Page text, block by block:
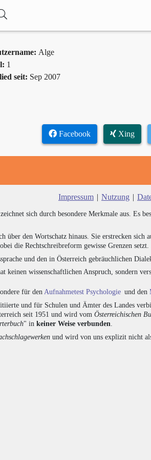
Alge
1
seit: Sep 2007
Facebook Xing
Impressum | Nutzung |
, zeichnet sich durch besondere Merkmale aus. Es
über den Wortschatz hinaus. Sie erstrecken
die Rechtschreibreform gewisse Grenzen setzt.
und den in Österreich gebräuchlichen
keinen wissenschaftlichen Anspruch, sondern
für den Aufnahmetest Psychologie und den
und für Schulen und Ämter des Landes
seit 1951 und wird vom Österreichischen
" in keiner Weise verbunden
und wird von uns explizit nicht